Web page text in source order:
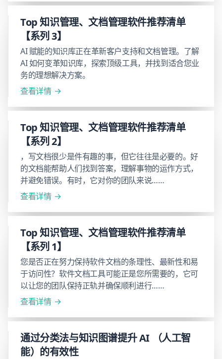
Top 知识管理、文档管理软件推荐清单
【系列 3】
AI 赋能的知识库正在革新客户支持和文档管理。了解
AI 如何变革知识库，探索顶级工具，并找到适合您业
务的理想解决方案。
查看详情
Top 知识管理、文档管理软件推荐清单
【系列 2】
，写文档很少是件有趣的事，但它往往是必要的。好
的文档能帮助人们找到答案，理解事物的运作方式，
并避免错误。有时，它对你的团队来说……
查看详情
Top 知识管理、文档管理软件推荐清单
【系列 1】
您是否正在努力保持软件文档的条理性、最新性和易
于访问性？软件文档工具可能正是您所需要的，它可
以让您的团队保持正轨并确保顺利进行……
查看详情
通过分类法与知识图谱提升 AI （人工智
能）的有效性